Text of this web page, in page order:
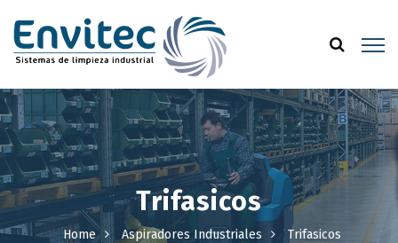
Trifasicos
Home Aspiradores Industriales Trifasicos